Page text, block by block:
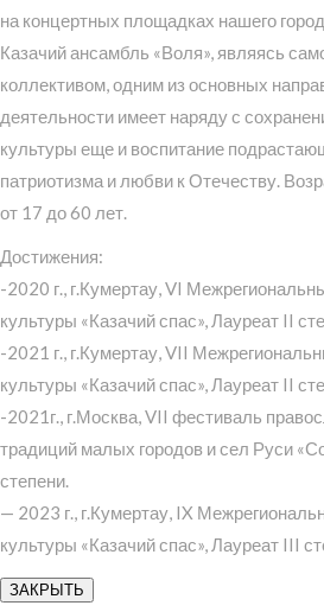
на концертных площадках нашего
Казачий ансамбль «Воля», являясь
коллективом, одним из основных
деятельности имеет наряду с
культуры еще и воспитание
патриотизма и любви к Отечеству.
от 17 до 60 лет.
Достижения:
-2020 г., г.Кумертау, VI
культуры «Казачий спас», Лауреат II
-2021 г., г.Кумертау, VII
культуры «Казачий спас», Лауреат II
-2021г., г.Москва, VII фестиваль
традиций малых городов и сел Руси
степени.
— 2023 г., г.Кумертау, IX
культуры «Казачий спас», Лауреат III
ЗАКРЫТЬ